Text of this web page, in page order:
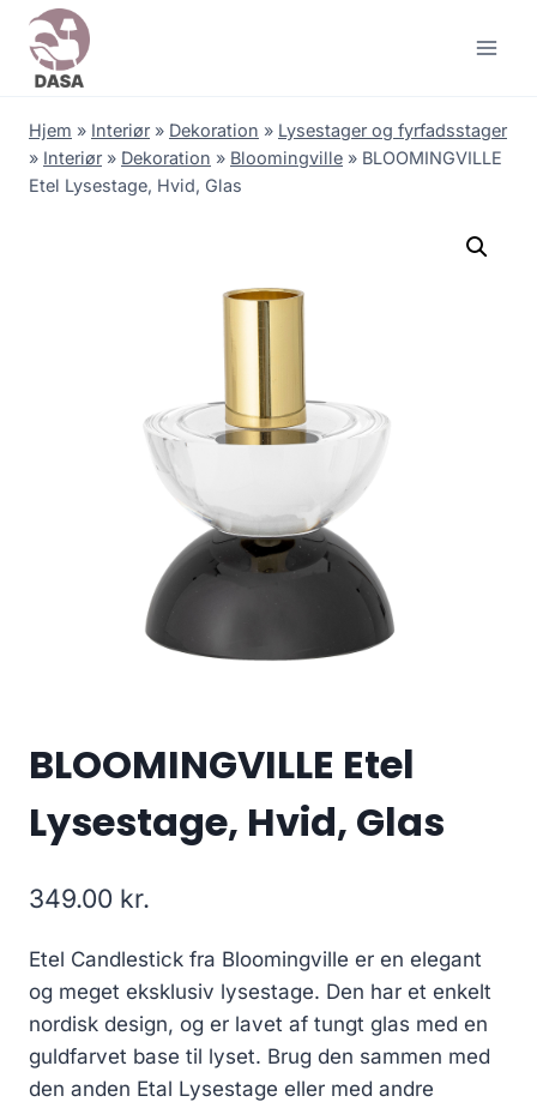
Skip
content
Hjem » Interiør » Dekoration » Lysestager og fyrfadsstager
» Interiør » Dekoration » Bloomingville » BLOOMINGVILLE
Etel Lysestage, Hvid, Glas
BLOOMINGVILLE Etel
Lysestage, Hvid, Glas
349.00 kr.
Etel Candlestick fra Bloomingville er en elegant
og meget eksklusiv lysestage. Den har et enkelt
nordisk design, og er lavet af tungt glas med en
guldfarvet base til lyset. Brug den sammen med
den anden Etal Lysestage eller med andre